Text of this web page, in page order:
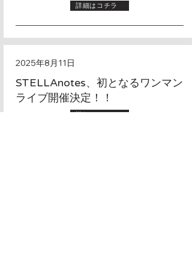
詳細はコチラ
2025年8月11日
STELLAnotes、初となるワンマン
ライブ開催決定！！
詳細はコチラ